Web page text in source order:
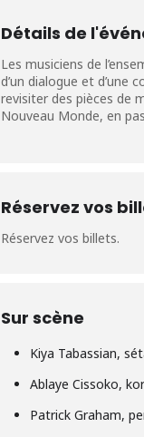
Détails de
Les musiciens de
d’un dialogue et d’une
revisiter des pièces de
Nouveau Monde, en
Réservez vos
Réservez vos billets.
Sur scène
Kiya Tabassian,
Ablaye Cissoko,
Patrick Graham,